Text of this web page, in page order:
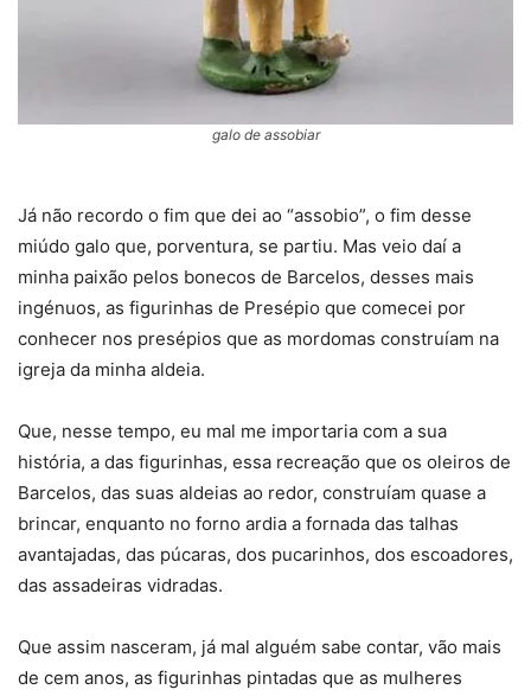
galo de assobiar
Já não recordo o fim que dei ao “assobio”, o fim desse
miúdo galo que, porventura, se partiu. Mas veio daí a
minha paixão pelos bonecos de Barcelos, desses mais
ingénuos, as figurinhas de Presépio que comecei por
conhecer nos presépios que as mordomas construíam na
igreja da minha aldeia.
Que, nesse tempo, eu mal me importaria com a sua
história, a das figurinhas, essa recreação que os oleiros de
Barcelos, das suas aldeias ao redor, construíam quase a
brincar, enquanto no forno ardia a fornada das talhas
avantajadas, das púcaras, dos pucarinhos, dos escoadores,
das assadeiras vidradas.
Que assim nasceram, já mal alguém sabe contar, vão mais
de cem anos, as figurinhas pintadas que as mulheres